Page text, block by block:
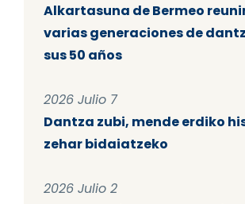
Alkartasuna de Bermeo
varias generaciones de
sus 50 años
2026 Julio 7
Dantza zubi, mende erdiko
zehar bidaiatzeko
2026 Julio 2